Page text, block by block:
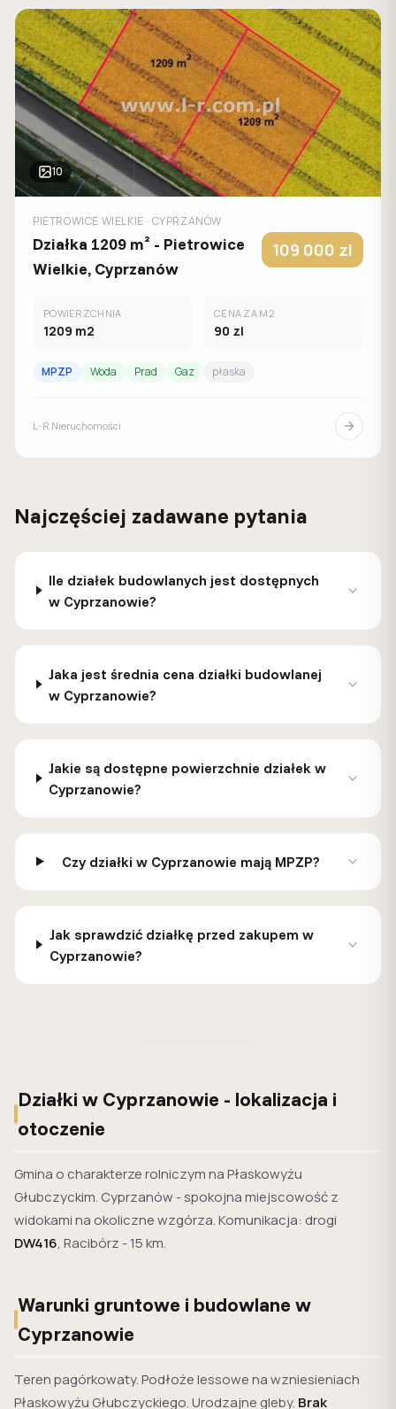
10
PIETROWICE WIELKIE · CYPRZANÓW
Działka 1209 m² - Pietrowice
Wielkie, Cyprzanów
109 000 zl
POWIERZCHNIA
1209 m2
CENA ZA M2
90 zl
MPZP Woda Prad Gaz płaska
L-R Nieruchomości
Najczęściej zadawane pytania
Ile działek budowlanych jest dostępnych
w Cyprzanowie?
Jaka jest średnia cena działki budowlanej
w Cyprzanowie?
Jakie są dostępne powierzchnie działek w
Cyprzanowie?
Czy działki w Cyprzanowie mają MPZP?
Jak sprawdzić działkę przed zakupem w
Cyprzanowie?
Działki w Cyprzanowie - lokalizacja i
otoczenie
Gmina o charakterze rolniczym na Płaskowyżu
Głubczyckim. Cyprzanów - spokojna miejscowość z
widokami na okoliczne wzgórza. Komunikacja: drogi
DW416, Racibórz - 15 km.
Warunki gruntowe i budowlane w
Cyprzanowie
Teren pagórkowaty. Podłoże lessowe na wzniesieniach
Płaskowyżu Głubczyckiego. Urodzajne gleby. Brak